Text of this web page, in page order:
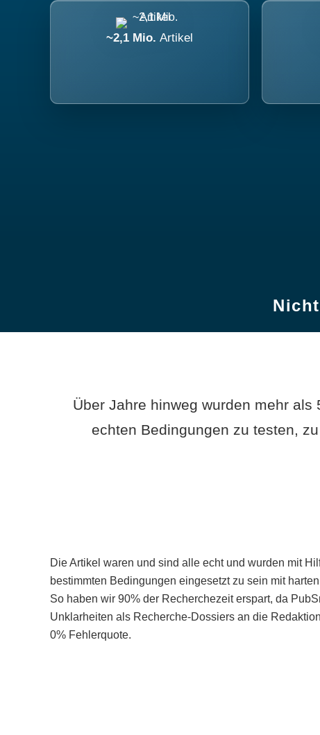
~2,1 Mio. Artikel
Über Jahre hinweg wurden mehr
echten Bedingungen zu testen,
Die Artikel waren und sind alle echt und wurden mit
bestimmten Bedingungen eingesetzt zu sein mit
So haben wir 90% der Recherchezeit erspart, da
Unklarheiten als Recherche-Dossiers an die
0% Fehlerquote.